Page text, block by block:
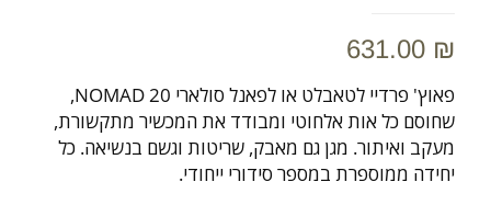
631.00 ₪
פאוץ' פרדיי לטאבלט או לפאנל סולארי NOMAD 20,
שחוסם כל אות אלחוטי ומבודד את המכשיר מתקשורת,
מעקב ואיתור. מגן גם מאבק, שריטות וגשם בנשיאה. כל
יחידה ממוספרת במספר סידורי ייחודי.